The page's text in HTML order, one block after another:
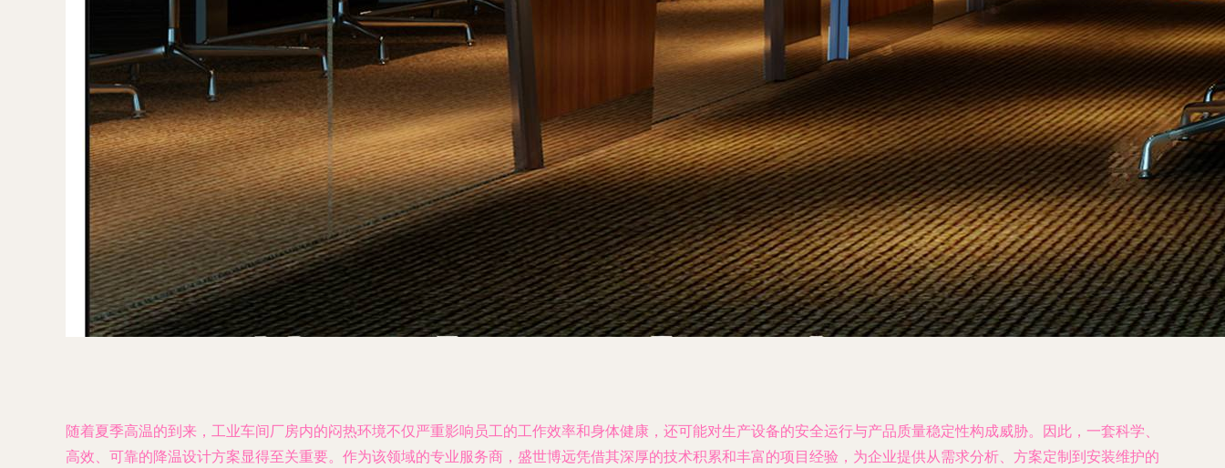
随着夏季高温的到来，工业车间厂房内的闷热环境不仅严重影响员工的工作效率和身体健康，还可能对生产设备的安全运行与产品质量稳定性构成威胁。因此，一套科学、
高效、可靠的降温设计方案显得至关重要。作为该领域的专业服务商，盛世博远凭借其深厚的技术积累和丰富的项目经验，为企业提供从需求分析、方案定制到安装维护的